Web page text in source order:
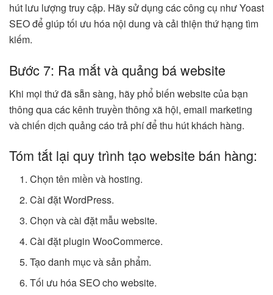
hút lưu lượng truy cập. Hãy sử dụng các công cụ như Yoast
SEO để giúp tối ưu hóa nội dung và cải thiện thứ hạng tìm
kiếm.
Bước 7: Ra mắt và quảng bá website
Khi mọi thứ đã sẵn sàng, hãy phổ biến website của bạn
thông qua các kênh truyền thông xã hội, email marketing
và chiến dịch quảng cáo trả phí để thu hút khách hàng.
Tóm tắt lại quy trình tạo website bán hàng:
Chọn tên miền và hosting.
Cài đặt WordPress.
Chọn và cài đặt mẫu website.
Cài đặt plugin WooCommerce.
Tạo danh mục và sản phẩm.
Tối ưu hóa SEO cho website.